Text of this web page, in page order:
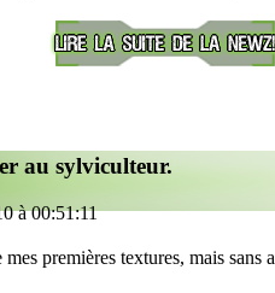
au sylviculteur.
à 00:51:11
premières textures, mais sans